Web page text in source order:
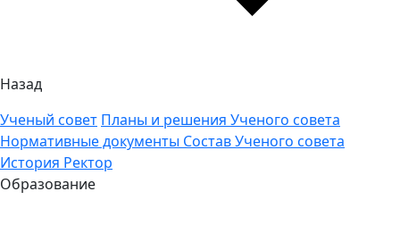
Назад
Ученый совет Планы и решения Ученого совета
Нормативные документы Состав Ученого совета
История Ректор
Образование